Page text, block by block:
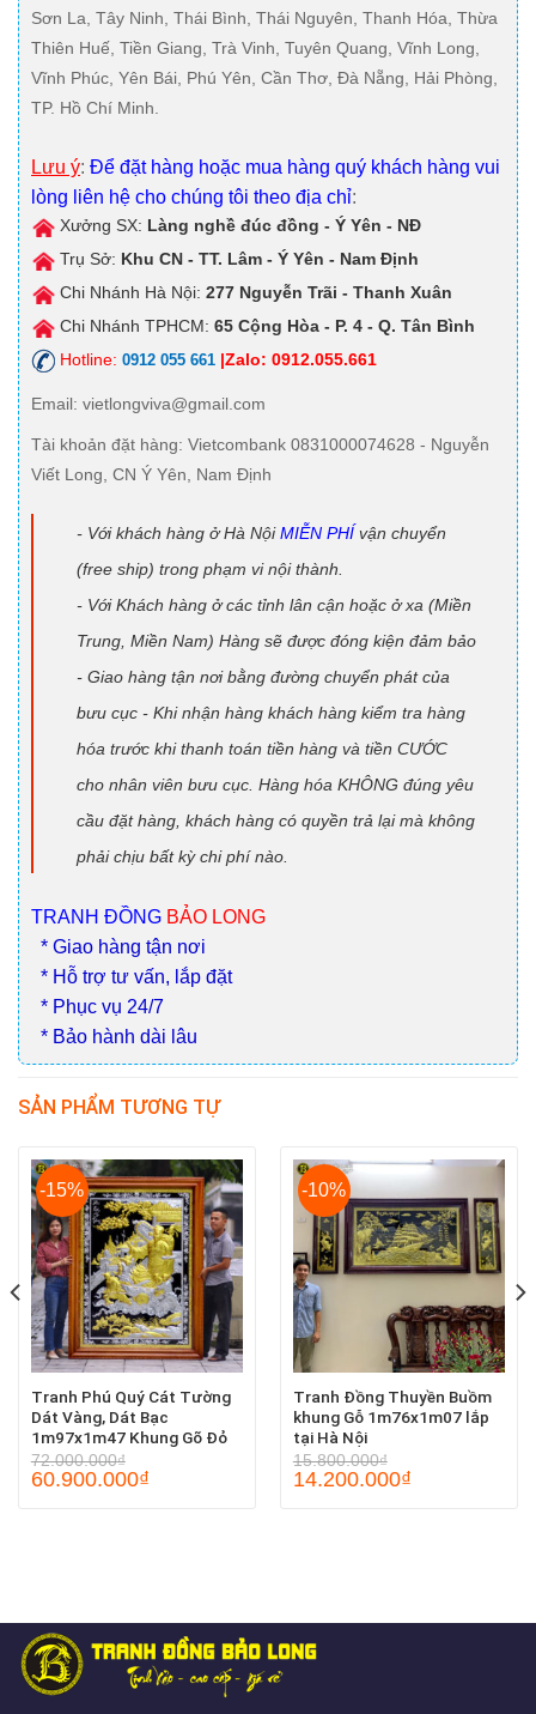
Sơn La, Tây Ninh, Thái Bình, Thái Nguyên, Thanh Hóa, Thừa
Thiên Huế, Tiền Giang, Trà Vinh, Tuyên Quang, Vĩnh Long,
Vĩnh Phúc, Yên Bái, Phú Yên, Cần Thơ, Đà Nẵng, Hải Phòng,
TP. Hồ Chí Minh.
Lưu ý: Để đặt hàng hoặc mua hàng quý khách hàng vui
lòng liên hệ cho chúng tôi theo địa chỉ:
Xưởng SX: Làng nghề đúc đồng - Ý Yên - NĐ
Trụ Sở: Khu CN - TT. Lâm - Ý Yên - Nam Định
Chi Nhánh Hà Nội: 277 Nguyễn Trãi - Thanh Xuân
Chi Nhánh TPHCM: 65 Cộng Hòa - P. 4 - Q. Tân Bình
Hotline: 0912 055 661 |Zalo: 0912.055.661
Email: vietlongviva@gmail.com
Tài khoản đặt hàng: Vietcombank 0831000074628 - Nguyễn
Viết Long, CN Ý Yên, Nam Định
- Với khách hàng ở Hà NộiMIỄN PHÍ vận chuyển
(free ship) trong phạm vi nội thành.
- Với Khách hàng ở các tỉnh lân cận hoặc ở xa (Miền
Trung, Miền Nam) Hàng sẽ được đóng kiện đảm bảo
- Giao hàng tận nơi bằng đường chuyển phát của
bưu cục - Khi nhận hàng khách hàng kiểm tra hàng
hóa trước khi thanh toán tiền hàng và tiền CƯỚC
cho nhân viên bưu cục. Hàng hóa KHÔNG đúng yêu
cầu đặt hàng, khách hàng có quyền trả lại mà không
phải chịu bất kỳ chi phí nào.
TRANH ĐỒNG BẢO LONG
* Giao hàng tận nơi
* Hỗ trợ tư vấn, lắp đặt
* Phục vụ 24/7
* Bảo hành dài lâu
SẢN PHẨM TƯƠNG TỰ
-15%
Tranh Phú Quý Cát Tường
Dát Vàng, Dát Bạc
1m97x1m47 Khung Gõ Đỏ
72.000.000₫
60.900.000₫
-10%
Tranh Đồng Thuyền Buồm
khung Gỗ 1m76x1m07 lắp
tại Hà Nội
15.800.000₫
14.200.000₫